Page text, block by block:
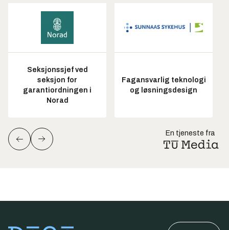
Seksjonssjef ved
seksjon for
garantiordningen i
Norad
Fagansvarlig teknologi
og løsningsdesign
En tjeneste fra